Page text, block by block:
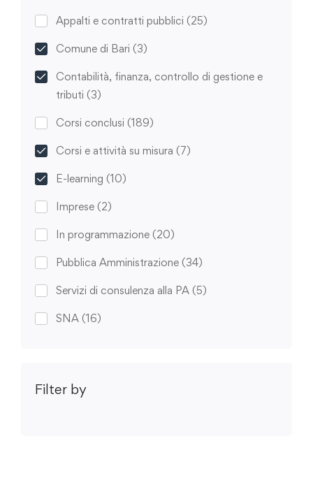
Appalti e contratti pubblici (25)
Comune di Bari (3)
Contabilità, finanza, controllo di gestione e
tributi (3)
Corsi conclusi (189)
Corsi e attività su misura (7)
E-learning (10)
Imprese (2)
In programmazione (20)
Pubblica Amministrazione (34)
Servizi di consulenza alla PA (5)
SNA (16)
Filter by